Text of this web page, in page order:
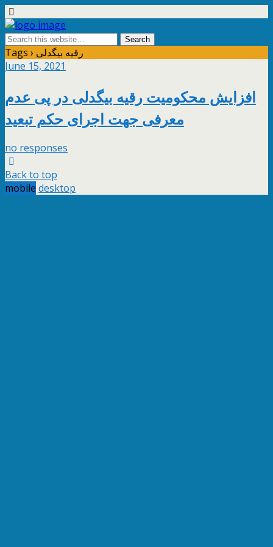
Tags › رقیه بیگدلی
June 15, 2021
افزایش محکومیت رقیه بیگدلی در پی عدم
معرفی جهت اجرای حکم تبعید
no responses
Back to top
mobile desktop